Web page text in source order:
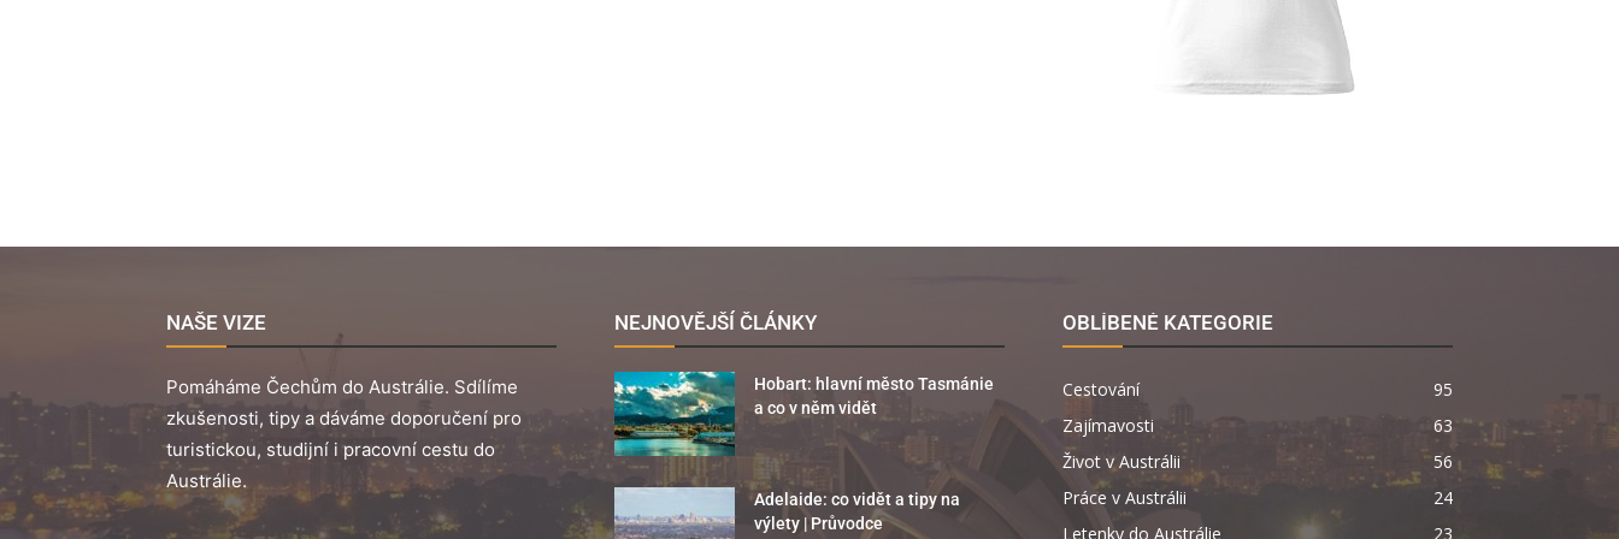
NAŠE VIZE
Pomáháme Čechům do Austrálie. Sdílíme
zkušenosti, tipy a dáváme doporučení pro
turistickou, studijní i pracovní cestu do
Austrálie.
NEJNOVĚJŠÍ ČLÁNKY
Hobart: hlavní město Tasmánie
a co v něm vidět
Adelaide: co vidět a tipy na
výlety | Průvodce
OBLÍBENÉ KATEGORIE
Cestování
95
Zajímavosti
63
Život v Austrálii
56
Práce v Austrálii
24
Letenky do Austrálie
23